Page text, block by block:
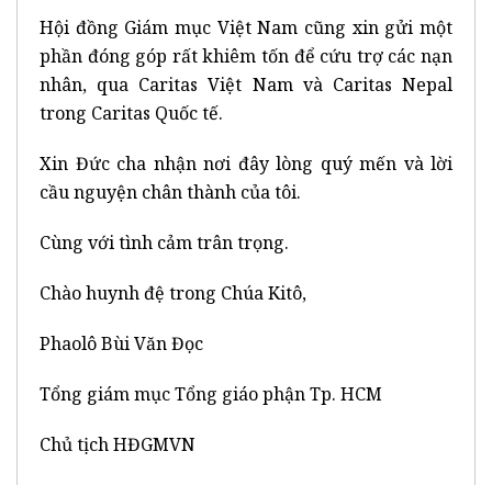
Hội đồng Giám mục Việt Nam cũng xin gửi một
phần đóng góp rất khiêm tốn để cứu trợ các nạn
nhân, qua Caritas Việt Nam và Caritas Nepal
trong Caritas Quốc tế.
Xin Đức cha nhận nơi đây lòng quý mến và lời
cầu nguyện chân thành của tôi.
Cùng với tình cảm trân trọng.
Chào huynh đệ trong Chúa Kitô,
Phaolô Bùi Văn Đọc
Tổng giám mục Tổng giáo phận Tp. HCM
Chủ tịch HĐGMVN